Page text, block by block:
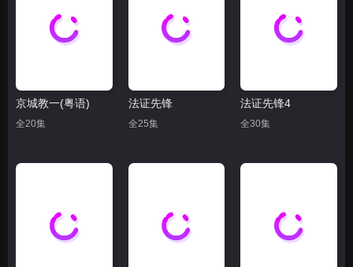
京城教一(粤语)
全20集
法证先锋
全25集
法证先锋4
全30集